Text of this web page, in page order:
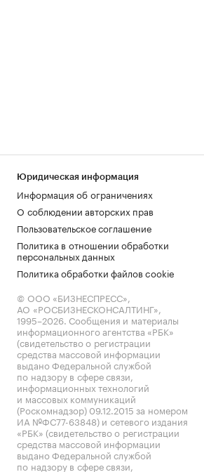
Юридическая информация
Информация об ограничениях
О соблюдении авторских прав
Пользовательское соглашение
Политика в отношении обработки
персональных данных
Политика обработки файлов cookie
© ООО «БИЗНЕСПРЕСС»,
АО «РОСБИЗНЕСКОНСАЛТИНГ»,
1995–2026. Сообщения и материалы
информационного агентства «РБК»
(свидетельство о регистрации
средства массовой информации
выдано Федеральной службой
по надзору в сфере связи,
информационных технологий
и массовых коммуникаций
(Роскомнадзор) 09.12.2015 за номером
ИА №ФС77-63848) и сетевого издания
«РБК» (свидетельство о регистрации
средства массовой информации
выдано Федеральной службой
по надзору в сфере связи,